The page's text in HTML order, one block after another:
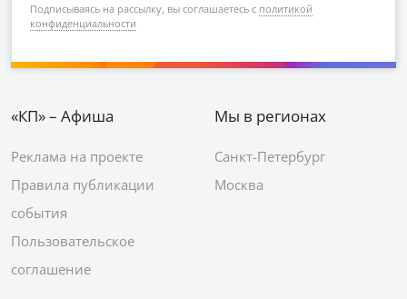
Подписываясь на рассылку, вы соглашаетесь с политикой
конфиденциальности
«КП» – Афиша
Реклама на проекте
Правила публикации
события
Пользовательское
соглашение
Мы в регионах
Санкт-Петербург
Москва